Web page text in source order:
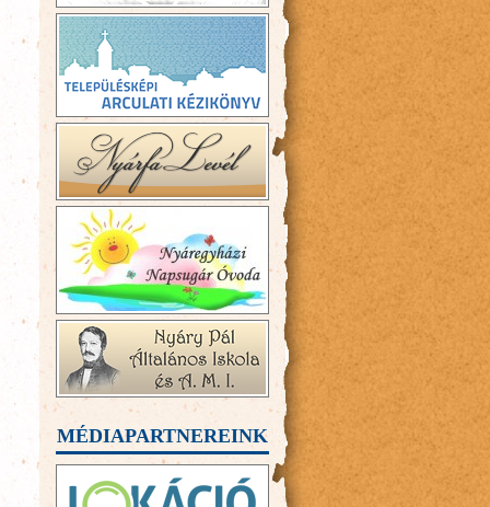
MÉDIAPARTNEREINK